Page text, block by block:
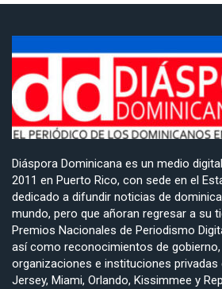
Diáspora Dominicana es un medio
2011 en Puerto Rico, con sede en el
dedicado a difundir noticias de
mundo, pero que añoran regresar a su
Premios Nacionales de Periodismo
así como reconocimientos de gobierno,
organizaciones e instituciones privadas
Jersey, Miami, Orlando, Kissimmee y